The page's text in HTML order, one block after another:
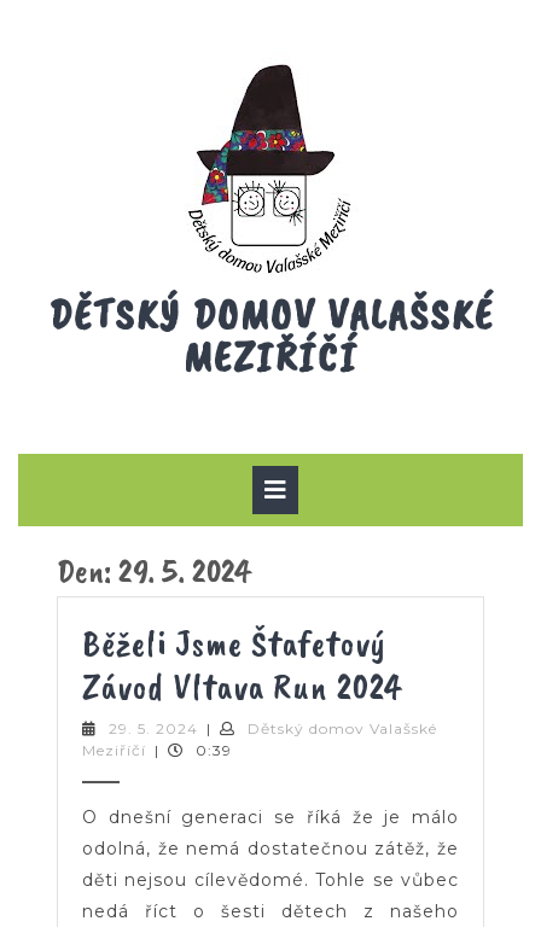
DĚTSKÝ DOMOV VALAŠSKÉ
MEZIŘÍČÍ
Den:29. 5. 2024
Běželi Jsme Štafetový
Závod Vltava Run 2024Běželi
Jsme
Závod
Vltava
Run
29. 5. 2024 29.
5.
|
Dětský domov Valašské
Meziříčí Dětský
Meziříčí
| 0:39
O dnešní generaci se říká že je málo
odolná, že nemá dostatečnou zátěž, že
děti nejsou cílevědomé. Tohle se vůbec
nedá říct o šesti dětech z našeho